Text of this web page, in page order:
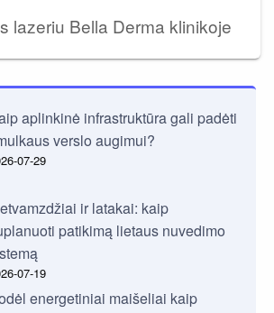
lazeriu Bella Derma klinikoje
aplinkinė infrastruktūra gali padėti
verslo augimui?
07-29
ir latakai: kaip
patikimą lietaus nuvedimo
07-19
energetiniai maišeliai kaip